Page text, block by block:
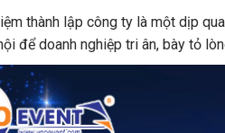
thành lập công ty là một dịp
để doanh nghiệp tri ân, bày tỏ